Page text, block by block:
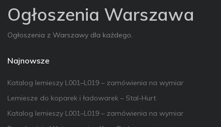
Ogłoszenia Warszawa
Ogłoszenia z Warszawy dla każdego.
Najnowsze
Katalog lemieszy L001–L019 – zamówienia na wymiar
Lemiesze do koparek i ładowarek – Stal-Hurt
Katalog lemieszy L001–L019 – zamówienia na wymiar